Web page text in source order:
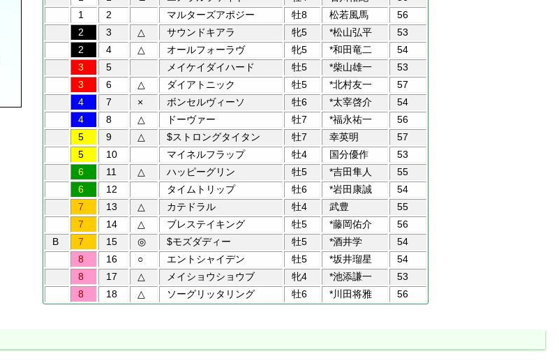
1
2 マルターズアポジー 牡8 松若風馬
56
2
3 △ サウンドキアラ 牝5 *松山弘平
53
2
4 △ オールフォーラヴ 牝5 *和田竜二
54
3
5 メイケイダイハード 牡5 *柴山雄一
53
3
6 △ ダイアトニック 牡5 *北村友一
57
4
7 × ボンセルヴィーソ 牡6 *太宰啓介
54
4
8 △ ドーヴァー 牡7 *福永祐一
56
5
9 △ $ストロングタイタン 牡7 幸英明
57
5
10 マイネルフラップ 牡4 国分優作
53
6
11 △ ハッピーグリン 牡5 *吉田隼人
55
6
12 タイムトリップ 牡6 *岩田康誠
54
7
13 △ カテドラル 牡4 武豊
55
7
14 △ ブレステイキング 牡5 *藤岡佑介
56
B
7 15 ◎ $モズダディー 牡5 *酒井学
54
8
16 ○ エントシャイデン 牡5 *坂井瑠星
54
8
17 △ メイショウショウブ 牝4 *池添謙一
53
8
18 △ ソーグリッタリング 牡6 *川田将雅 56